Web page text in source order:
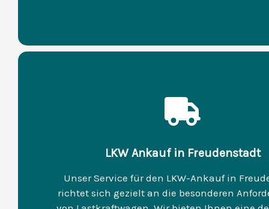
LKW Ankauf in Freudenstadt
Unser Service für den LKW-Ankauf in
richtet sich gezielt an die besonderen